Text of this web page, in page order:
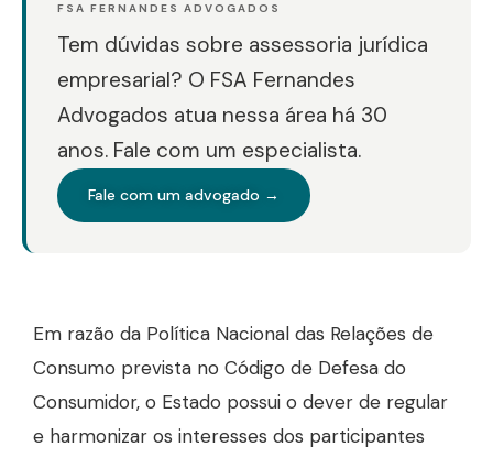
FSA FERNANDES ADVOGADOS
Tem dúvidas sobre assessoria jurídica
empresarial? O FSA Fernandes
Advogados atua nessa área há 30
anos. Fale com um especialista.
Fale com um advogado →
Em razão da Política Nacional das Relações de
Consumo prevista no Código de Defesa do
Consumidor, o Estado possui o dever de regular
e harmonizar os interesses dos participantes